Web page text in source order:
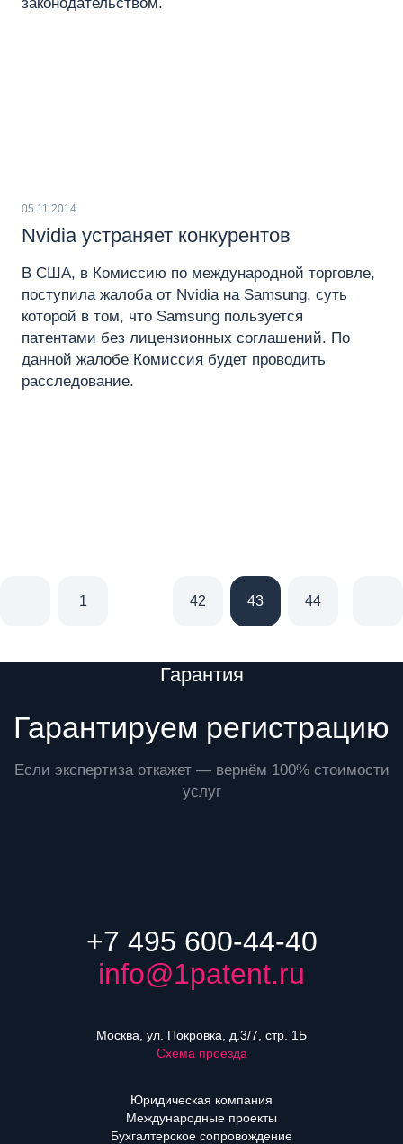
05.11.2014
Nvidia устраняет конкурентов
В США, в Комиссию по международной торговле,
поступила жалоба от Nvidia на Samsung, суть
которой в том, что Samsung пользуется
патентами без лицензионных соглашений. По
данной жалобе Комиссия будет проводить
расследование.
1 42 43 44
Гарантия
Гарантируем регистрацию
Если экспертиза откажет — вернём 100% стоимости
услуг
+7 495 600-44-40
info@1patent.ru
Москва, ул. Покровка, д.3/7, стр. 1Б
Схема проезда
Юридическая компания
Международные проекты
Бухгалтерское сопровождение